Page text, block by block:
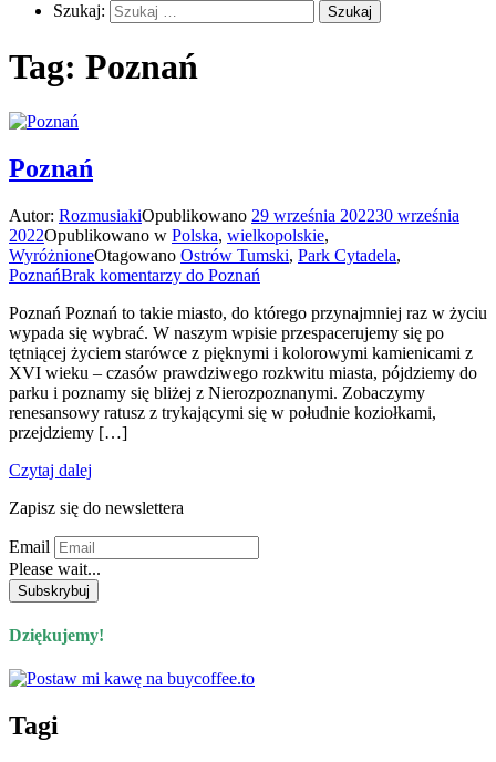
Szukaj:
Tag: Poznań
Poznań
Autor: RozmusiakiOpublikowano 29 września 202230 września
2022Opublikowano w Polska, wielkopolskie,
WyróżnioneOtagowano Ostrów Tumski, Park Cytadela,
PoznańBrak komentarzy do Poznań
Poznań Poznań to takie miasto, do którego przynajmniej raz w życiu
wypada się wybrać. W naszym wpisie przespacerujemy się po
tętniącej życiem starówce z pięknymi i kolorowymi kamienicami z
XVI wieku – czasów prawdziwego rozkwitu miasta, pójdziemy do
parku i poznamy się bliżej z Nierozpoznanymi. Zobaczymy
renesansowy ratusz z trykającymi się w południe koziołkami,
przejdziemy […]
Czytaj dalej
Zapisz się do newslettera
Email
Please wait...
Dziękujemy!
Tagi